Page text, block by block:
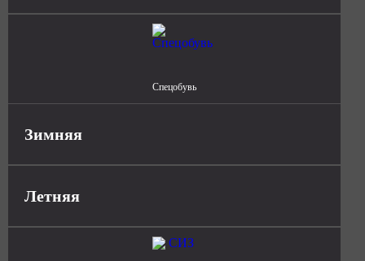
Спецобувь
Зимняя
Летняя